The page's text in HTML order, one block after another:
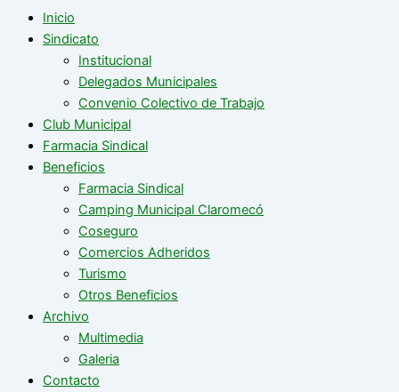
Inicio
Sindicato
Institucional
Delegados Municipales
Convenio Colectivo de Trabajo
Club Municipal
Farmacia Sindical
Beneficios
Farmacia Sindical
Camping Municipal Claromecó
Coseguro
Comercios Adheridos
Turismo
Otros Beneficios
Archivo
Multimedia
Galeria
Contacto